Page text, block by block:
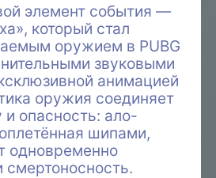
элемент события —
который стал
оружием в PUBG
звуковыми
анимацией
оружия соединяет
и опасность: ало-
шипами,
одновременно
смертоносность.